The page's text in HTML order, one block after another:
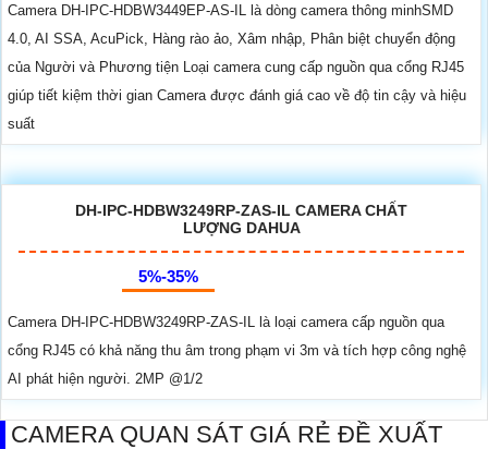
Camera DH-IPC-HDBW3449EP-AS-IL là dòng camera thông minhSMD
4.0, AI SSA, AcuPick, Hàng rào ảo, Xâm nhập, Phân biệt chuyển động
của Người và Phương tiện Loại camera cung cấp nguồn qua cổng RJ45
giúp tiết kiệm thời gian Camera được đánh giá cao về độ tin cậy và hiệu
suất
DH-IPC-HDBW3249RP-ZAS-IL CAMERA CHẤT
LƯỢNG DAHUA
5%-35%
Camera DH-IPC-HDBW3249RP-ZAS-IL là loại camera cấp nguồn qua
cổng RJ45 có khả năng thu âm trong phạm vi 3m và tích hợp công nghệ
AI phát hiện người. 2MP @1/2
CAMERA QUAN SÁT GIÁ RẺ ĐỀ XUẤT